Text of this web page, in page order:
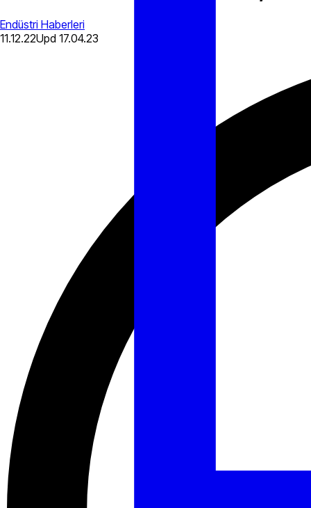
Endüstri Haberleri
11.12.22Upd 17.04.23